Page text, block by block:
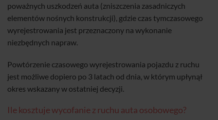
poważnych uszkodzeń auta (zniszczenia zasadniczych
elementów nośnych konstrukcji), gdzie czas tymczasowego
wyrejestrowania jest przeznaczony na wykonanie
niezbędnych napraw.
Powtórzenie czasowego wyrejestrowania pojazdu z ruchu
jest możliwe dopiero po 3 latach od dnia, w którym upłynął
okres wskazany w ostatniej decyzji.
Ile kosztuje wycofanie z ruchu auta osobowego?